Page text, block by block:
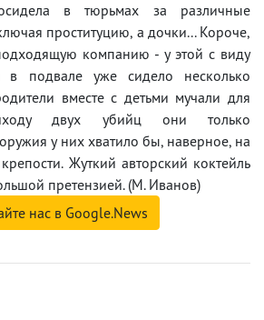
в тюрьмах за различные
проституцию, а дочки... Короче,
компанию - у этой с виду
в подвале уже сидело несколько
вместе с детьми мучали для
двух убийц они только
у них хватило бы, наверное, на
Жуткий авторский коктейль
претензией. (М. Иванов)
нас в Google.News